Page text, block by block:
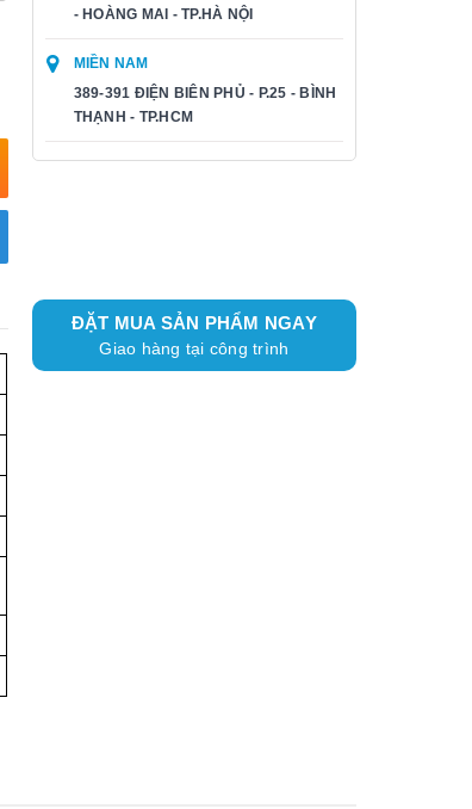
- HOÀNG MAI - TP.HÀ NỘI
MIỀN NAM
389-391 ĐIỆN BIÊN PHỦ - P.25 - BÌNH
THẠNH - TP.HCM
ĐẶT MUA SẢN PHẨM NGAY
Giao hàng tại công trình